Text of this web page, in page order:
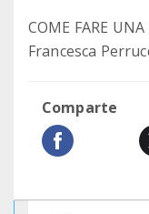
COME FARE
Francesca
Comparte